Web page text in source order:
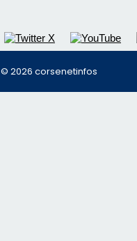
© 2026 corsenetinfos